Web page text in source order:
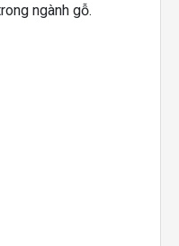
ngành gỗ.